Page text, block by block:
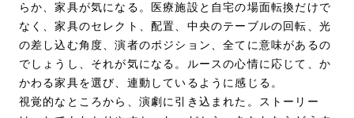
らか、家具が気になる。医療施設と自宅の場面転換だけで
なく、家具のセレクト、配置、中央のテーブルの回転、光
の差し込む角度、演者のポジション、全てに意味があるの
でしょうし、それが気になる。ルースの心情に応じて、か
かわる家具を選び、連動しているように感じる。
視覚的なところから、演劇に引き込まれた。ストーリー